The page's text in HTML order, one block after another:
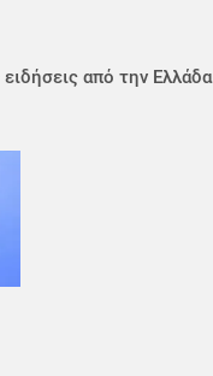
από την Ελλάδα